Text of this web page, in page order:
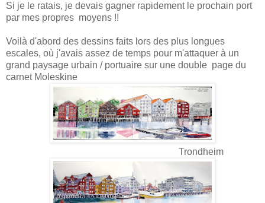
Si je le ratais, je devais gagner rapidement le prochain port
par mes propres moyens !!
Voilà d'abord des dessins faits lors des plus longues
escales, où j'avais assez de temps pour m'attaquer à un
grand paysage urbain / portuaire sur une double page du
carnet Moleskine
Trondheim